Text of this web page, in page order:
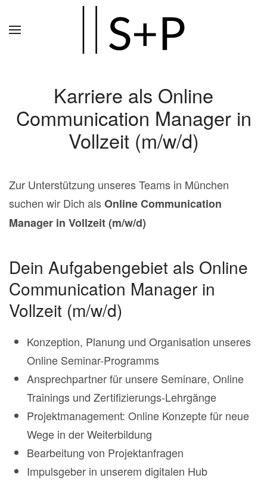
Karriere als Online
Communication Manager in
Vollzeit (m/w/d)
Zur Unterstützung unseres Teams in München
suchen wir Dich alsOnline Communication
Manager in Vollzeit (m/w/d)
Dein Aufgabengebiet als Online
Communication Manager in
Vollzeit (m/w/d)
Konzeption, Planung und Organisation unseres
Online Seminar-Programms
Ansprechpartner für unsere Seminare, Online
Trainings und Zertifizierungs-Lehrgänge
Projektmanagement: Online Konzepte für neue
Wege in der Weiterbildung
Bearbeitung von Projektanfragen
Impulsgeber in unserem digitalen Hub